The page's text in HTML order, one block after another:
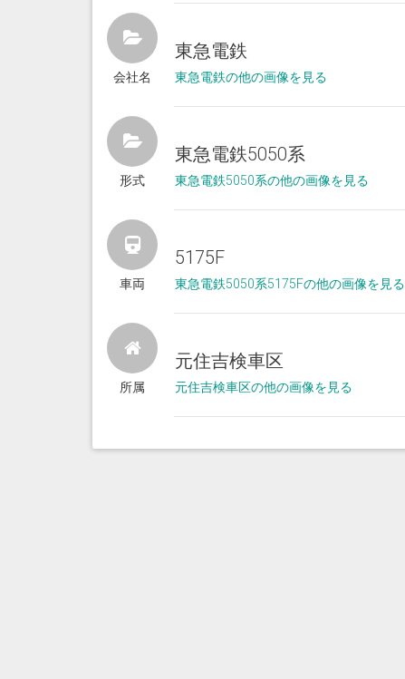
会社名
東急電鉄
東急電鉄の他の画像を見る
形式
東急電鉄5050系
東急電鉄5050系の他の画像を見る
車両
5175F
東急電鉄5050系5175Fの他の画像を見る
所属
元住吉検車区
元住吉検車区の他の画像を見る